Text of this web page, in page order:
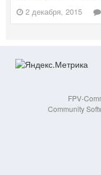
2 декабря, 2015
FPV-
Community